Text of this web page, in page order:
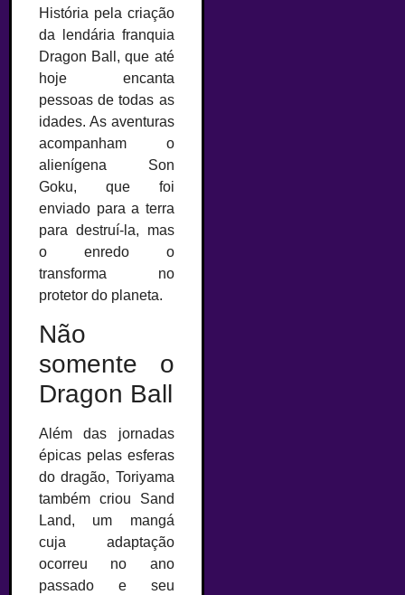
História pela criação
da lendária franquia
Dragon Ball, que até
hoje encanta
pessoas de todas as
idades. As aventuras
acompanham o
alienígena Son
Goku, que foi
enviado para a terra
para destruí-la, mas
o enredo o
transforma no
protetor do planeta.
Não
somente o
Dragon Ball
Além das jornadas
épicas pelas esferas
do dragão, Toriyama
também criou Sand
Land, um mangá
cuja adaptação
ocorreu no ano
passado e seu